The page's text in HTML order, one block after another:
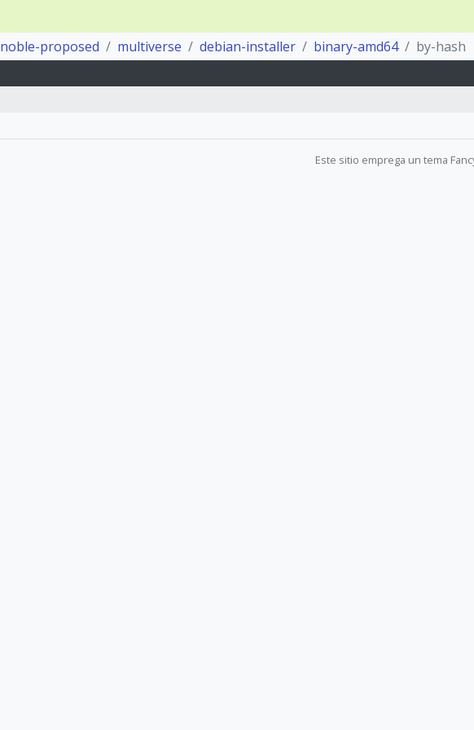
noble-proposed multiverse debian-installer binary-amd64
by-hash
Este sitio emprega un tema